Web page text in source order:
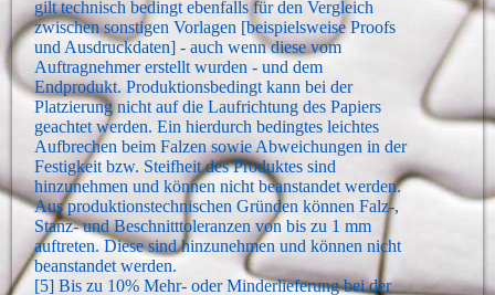
gilt technisch bedingt ebenfalls für den Vergleich
zwischen sonstigen Vorlagen [beispielsweise Proofs
und Ausdruckdaten] - auch wenn diese vom
Auftragnehmer erstellt wurden - und dem
Endprodukt. Produktionsbedingt kann bei der
Platzierung nicht auf die Laufrichtung des Papiers
geachtet werden. Ein hierdurch bedingtes leichtes
Aufbrechen beim Falzen sowie Abweichungen in der
Festigkeit bzw. Steifheit des Produktes sind
hinzunehmen und können nicht beanstandet werden.
Aus produktionstechnischen Gründen können Falz-,
Stanz- und Beschnitttoleranzen von bis zu 1 mm
auftreten. Diese sind hinzunehmen und können nicht
beanstandet werden.
[5] Bis zu 10% Mehr- oder Minderlieferung bei der